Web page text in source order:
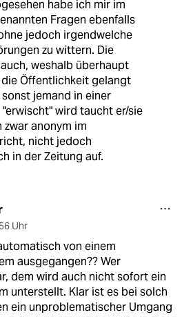
habe ich mir im
Fragen ebenfalls
jedoch irgendwelche
zu wittern. Die
weshalb überhaupt
Öffentlichkeit gelangt
sonst jemand in einer
wird taucht er/sie
anonym im
nicht jedoch
in der Zeitung auf.
Uhr
von einem
ausgegangen?? Wer
dem wird auch nicht sofort ein
unterstellt. Klar ist es bei solch
ein unproblematischer Umgang